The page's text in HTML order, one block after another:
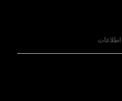
اطلاعات